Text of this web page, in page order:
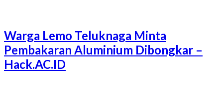
Warga Lemo Teluknaga Minta
Pembakaran Aluminium Dibongkar –
Hack.AC.ID